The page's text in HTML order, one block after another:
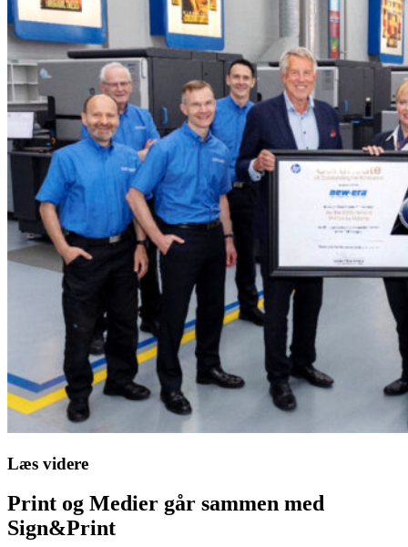
Læs videre
Print og Medier går sammen med
Sign&Print